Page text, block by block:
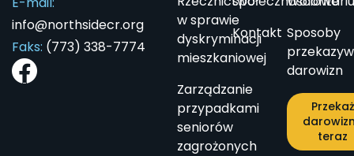
info@northsidecr.org
Faks: (773) 338-7774
w sprawie
dyskryminacji
mieszkaniowej
Zarządzanie
przypadkami
seniorów
zagrożonych
Kontakt Sposoby
darowizn
Przekaż
teraz